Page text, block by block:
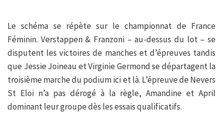
Le schéma se répète sur le championnat de France
Féminin. Verstappen & Franzoni – au-dessus du lot – se
disputent les victoires de manches et d’épreuves tandis
que Jessie Joineau et Virginie Germond se départagent la
troisième marche du podium ici et là. L’épreuve de Nevers
St Eloi n’a pas dérogé à la règle, Amandine et April
dominant leur groupe dès les essais qualificatifs.